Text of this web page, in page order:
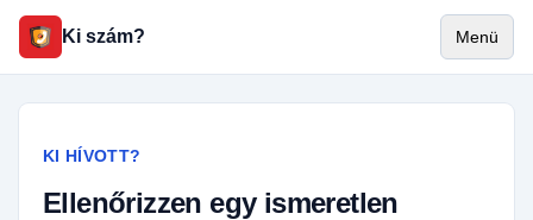
Ki szám? Menü
KI HÍVOTT?
Ellenőrizzen egy ismeretlen